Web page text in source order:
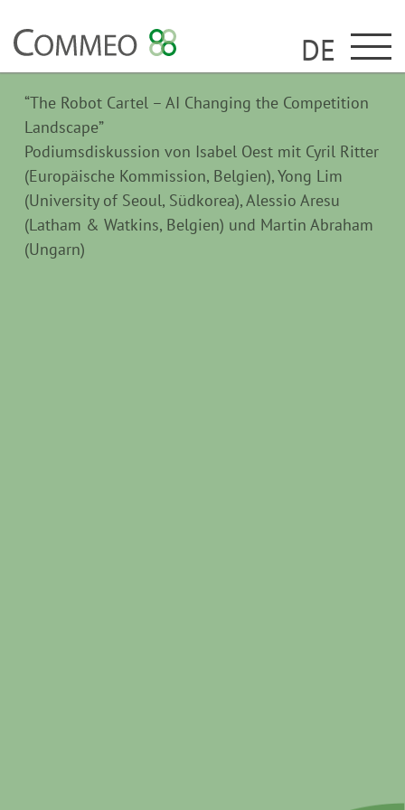
DE
“The Robot Cartel – AI Changing the Competition
Landscape”
Podiumsdiskussion von Isabel Oest mit Cyril Ritter
(Europäische Kommission, Belgien), Yong Lim
(University of Seoul, Südkorea), Alessio Aresu
(Latham & Watkins, Belgien) und Martin Abraham
(Ungarn)